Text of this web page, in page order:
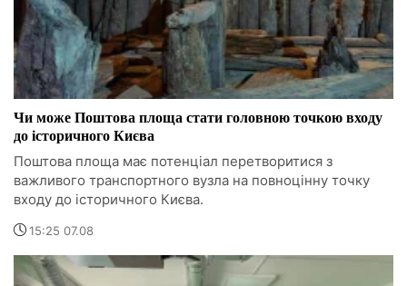
Чи може Поштова площа стати головною точкою входу
до історичного Києва
Поштова площа має потенціал перетворитися з
важливого транспортного вузла на повноцінну точку
входу до історичного Києва.
15:25 07.08